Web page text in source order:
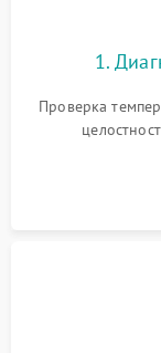
работе
1.
Проверка
считывание